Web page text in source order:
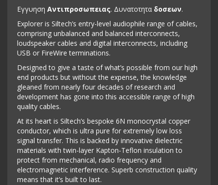
Εγγυηση Αντιπροσωπειας. Δυνατοτητα δοσεων.
Explorer is Siltech’s entry-level audiophile range of cables,
comprising unbalanced and balanced interconnects,
loudspeaker cables and digital interconnects, including
USB or FireWire terminations.
Designed to give a taste of what’s possible from our high
end products but without the expense, the knowledge
gleaned from nearly four decades of research and
development has gone into this accessible range of high
quality cables.
At its heart is Siltech’s bespoke 6N monocrystal copper
conductor, which is ultra pure for extremely low loss
signal transfer. This is backed by innovative dielectric
materials with twin-layer Kapton-Teflon insulation to
protect from mechanical, radio frequency and
electromagnetic interference. Superb construction quality
means that it’s built to last.